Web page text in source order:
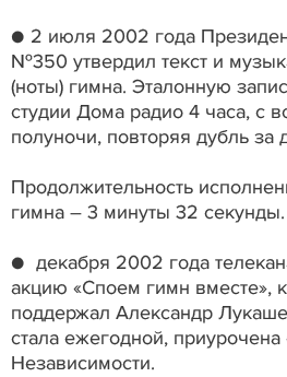
● 2 июля 2002 года
№350 утвердил текст и
(ноты) гимна. Эталонную
студии Дома радио 4 часа, с
полуночи, повторяя дубль за
Продолжительность
гимна – 3 минуты 32 секунды.
● декабря 2002 года
акцию «Споем гимн вместе»,
поддержал Александр
стала ежегодной,
Независимости.